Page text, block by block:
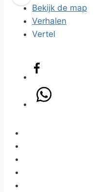
Bekijk de map
Verhalen
Vertel